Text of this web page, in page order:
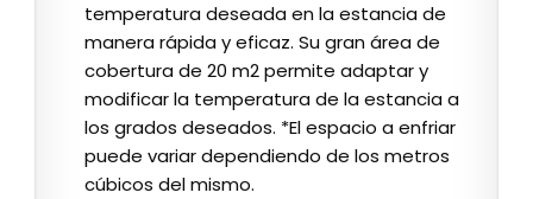
temperatura deseada en la estancia de
manera rápida y eficaz. Su gran área de
cobertura de 20 m2 permite adaptar y
modificar la temperatura de la estancia a
los grados deseados. *El espacio a enfriar
puede variar dependiendo de los metros
cúbicos del mismo.